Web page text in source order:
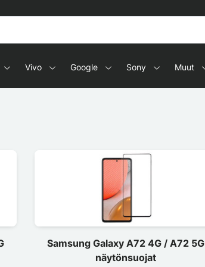
Vivo Google Sony Muut
Samsung Galaxy A72 4G / A72 5G
näytönsuojat